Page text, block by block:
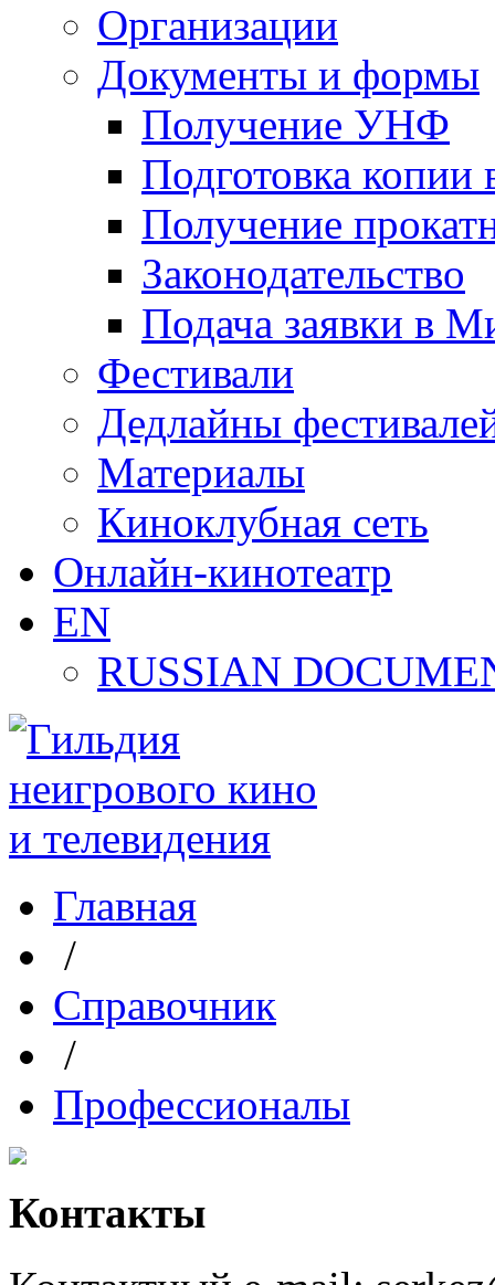
Организации
Документы и формы
Получение УНФ
Подготовка копии
Получение
Законодательство
Подача заявки в
Фестивали
Дедлайны
Материалы
Киноклубная сеть
Онлайн-кинотеатр
EN
RUSSIAN
Главная
/
Справочник
/
Профессионалы
Контакты